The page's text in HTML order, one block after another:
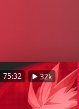
75:32 32k